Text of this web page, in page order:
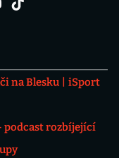
na Blesku
iSport
podcast rozbíjející